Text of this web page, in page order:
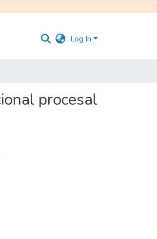
Log In
procesal